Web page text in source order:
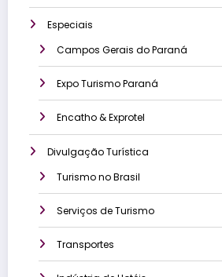
Especiais
Campos Gerais do Paraná
Expo Turismo Paraná
Encatho & Exprotel
Divulgação Turística
Turismo no Brasil
Serviços de Turismo
Transportes